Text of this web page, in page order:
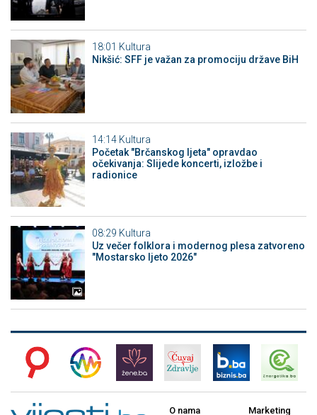
18:01 Kultura
Nikšić: SFF je važan za promociju države BiH
14:14 Kultura
Početak "Brčanskog ljeta" opravdao
očekivanja: Slijede koncerti, izložbe i
radionice
08:29 Kultura
Uz večer folklora i modernog plesa zatvoreno
"Mostarsko ljeto 2026"
O nama Marketing